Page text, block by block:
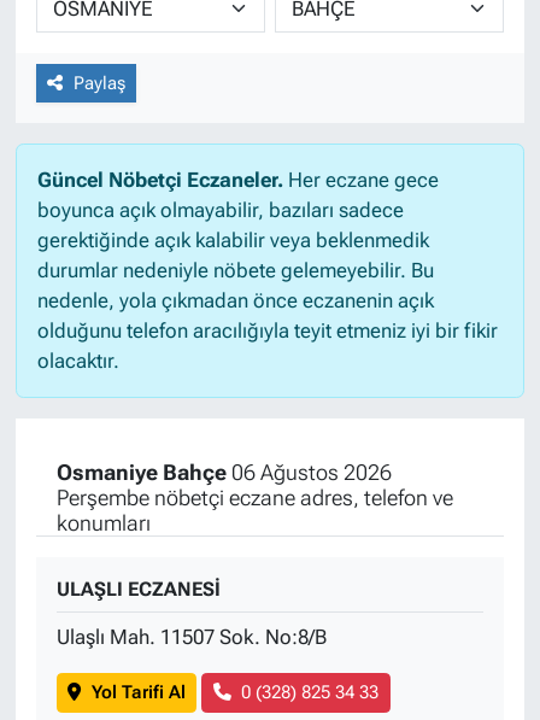
Paylaş
Güncel Nöbetçi Eczaneler.Her eczane gece
boyunca açık olmayabilir, bazıları sadece
gerektiğinde açık kalabilir veya beklenmedik
durumlar nedeniyle nöbete gelemeyebilir. Bu
nedenle, yola çıkmadan önce eczanenin açık
olduğunu telefon aracılığıyla teyit etmeniz iyi bir fikir
olacaktır.
Osmaniye Bahçe06 Ağustos 2026
Perşembe nöbetçi eczane adres, telefon ve
konumları
ULAŞLI ECZANESİ
Ulaşlı Mah. 11507 Sok. No:8/B
Yol Tarifi Al 0 (328) 825 34 33